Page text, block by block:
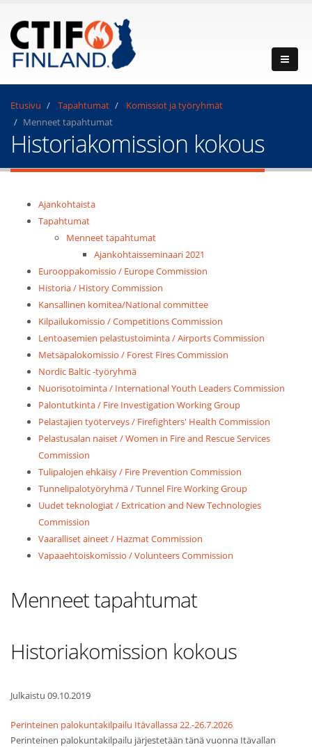
Etusivu Tapahtumat
Komissiot ja työryhmät
Menneet tapahtumat
Historiakomission kokous
Ajankohtaista
Tapahtumat
Menneet tapahtumat
Ajankohtaisseminaari 2021
Eurooppakomissio / Europe Commission
Historia / History Commission
Kansallinen komitea/National committee
Kilpailukomissio / Competitions Commission
Lentoasemien pelastustoiminta / Airports Commission
Metsäpalokomissio / Forest Fires Commission
Nordic Baltic -työryhmä
Nuorisotoiminta / International Youth Leaders Commission
Palontutkinta / Fire Investigation Working Group
Pelastajien työterveys / Firefighters' Health Commission
Pelastusalan naiset / Women in Fire and Rescue Services
Commission
Tulipalojen ehkäisy / Fire Prevention Commission
Tunnelipalotyöryhmä / Tunnel Fire Working Group
Uudet teknologiat / Extrication and New Technologies
Commission
Vaaralliset aineet / Hazmat Commission
Vapaaehtoiskomissio / Volunteers Commission
Menneet tapahtumat
Historiakomission kokous
Julkaistu 09.10.2019
Perinteinen palokuntakilpailu Itävallassa 22.-26.7.2026
Perinteinen palokuntakilpailu järjestetään tänä vuonna Itävallan